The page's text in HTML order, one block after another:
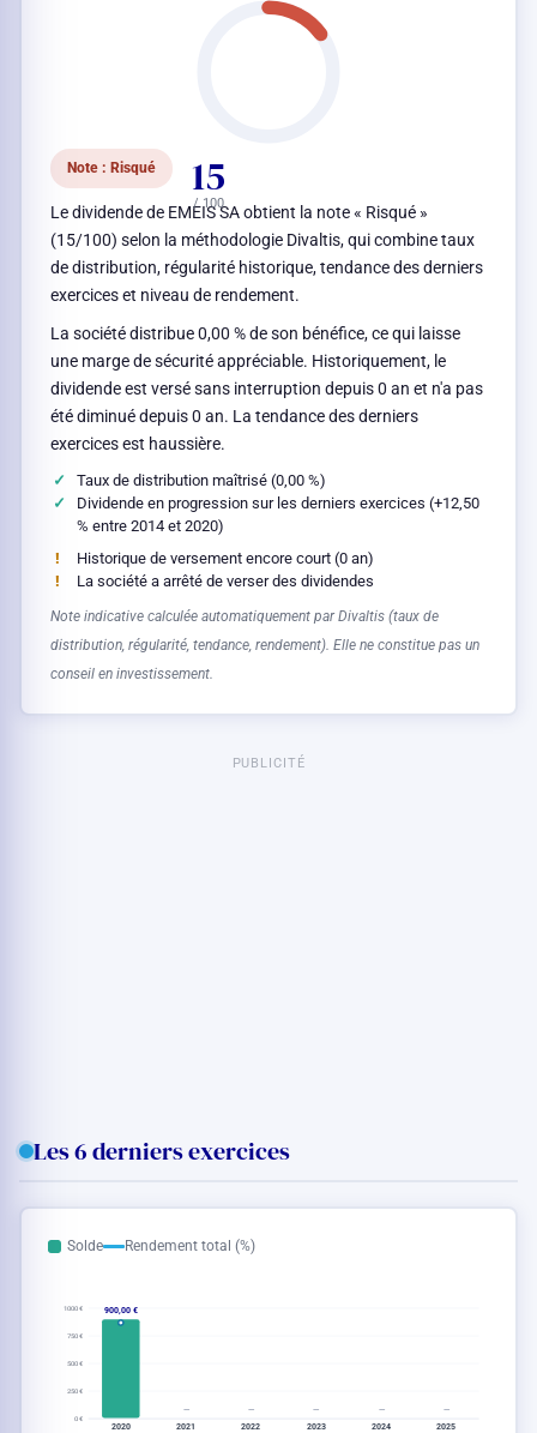
15
/ 100
Note : Risqué
Le dividende de EMEIS SA obtient la note « Risqué »
(15/100) selon la méthodologie Divaltis, qui combine taux
de distribution, régularité historique, tendance des derniers
exercices et niveau de rendement.
La société distribue 0,00 % de son bénéfice, ce qui laisse
une marge de sécurité appréciable. Historiquement, le
dividende est versé sans interruption depuis 0 an et n'a pas
été diminué depuis 0 an. La tendance des derniers
exercices est haussière.
Taux de distribution maîtrisé (0,00 %)
Dividende en progression sur les derniers exercices (+12,50
% entre 2014 et 2020)
Historique de versement encore court (0 an)
La société a arrêté de verser des dividendes
Note indicative calculée automatiquement par Divaltis (taux de
distribution, régularité, tendance, rendement). Elle ne constitue pas un
conseil en investissement.
PUBLICITÉ
Les 6 derniers exercices
Solde Rendement total (%)
0 €
250 €
500 €
750 €
1000 €
2020 2021 2022 2023 2024 2025
900,00 €
— — — — —